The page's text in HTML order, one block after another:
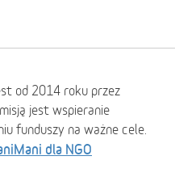
od 2014 roku przez
jest wspieranie
funduszy na ważne cele.
dla NGO